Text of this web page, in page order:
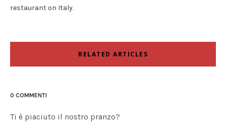
restaurant on Italy.
RELATED ARTICLES
0 COMMENTI
Ti è piaciuto il nostro pranzo?